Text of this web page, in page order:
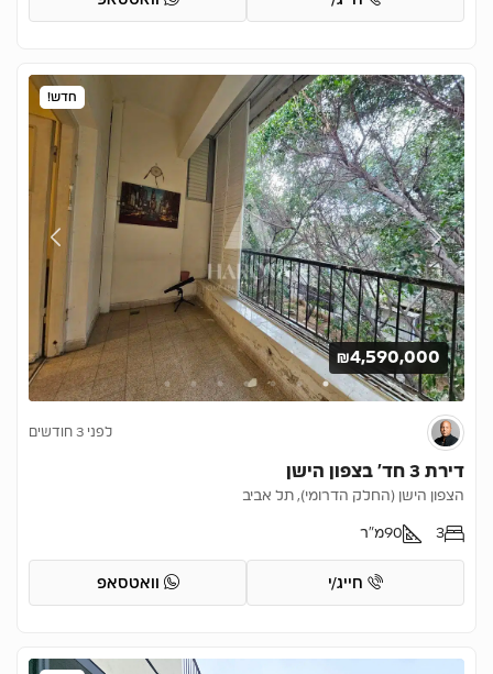
חדש!
₪4,590,000
לפני 3 חודשים
דירת 3 חד’ בצפון הישן
הצפון הישן (החלק הדרומי), תל אביב
3
90מ"ר
חייג/י וואטסאפ